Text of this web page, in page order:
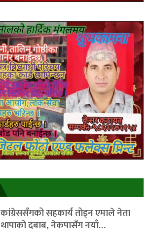
कांग्रेससँगको सहकार्य तोड्न एमाले नेता
थापाको दबाब, नेकपासँग नयाँ…